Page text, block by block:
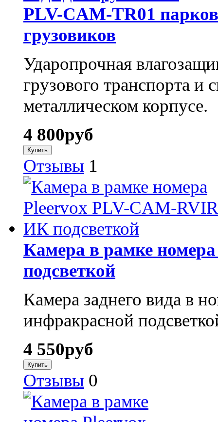
PLV-CAM-TR01
грузовиков
Ударопрочная
грузового транспорта
металлическом корпусе.
4 800руб
Отзывы 1
Камера в рамке
подсветкой
Камера заднего вида в
инфракрасной
4 550руб
Отзывы 0